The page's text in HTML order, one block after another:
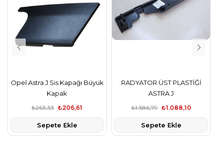
Opel Astra J Sis Kapağı Büyük
Kapak
₺206,61
₺263,33
Sepete Ekle
RADYATOR ÜST PLASTİĞİ
ASTRA J
₺1.088,10
₺1.386,79
Sepete Ekle